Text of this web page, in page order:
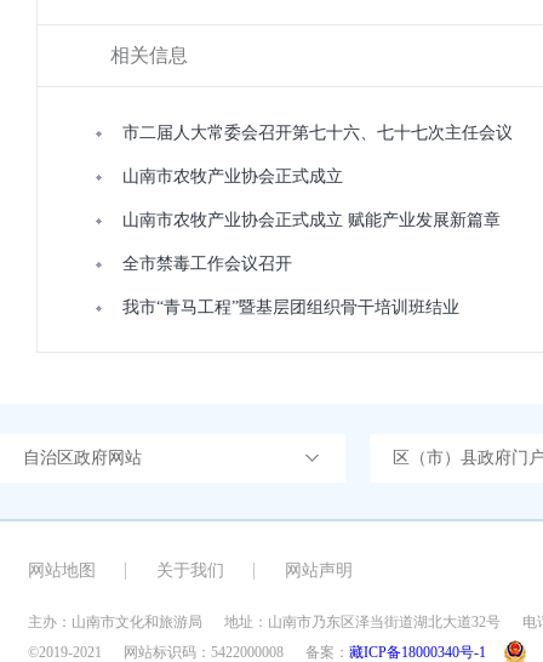
相关信息
市二届人大常委会召开第七十六、七十七次主任会议
山南市农牧产业协会正式成立
山南市农牧产业协会正式成立 赋能产业发展新篇章
全市禁毒工作会议召开
我市“青马工程”暨基层团组织骨干培训班结业
自治区政府网站 区（市）县政府门
网站地图 关于我们 网站声明
主办：山南市文化和旅游局 地址：山南市乃东区泽当街道湖北大道32号
电
©2019-2021
网站标识码：5422000008 备案： 藏ICP备18000340号-1